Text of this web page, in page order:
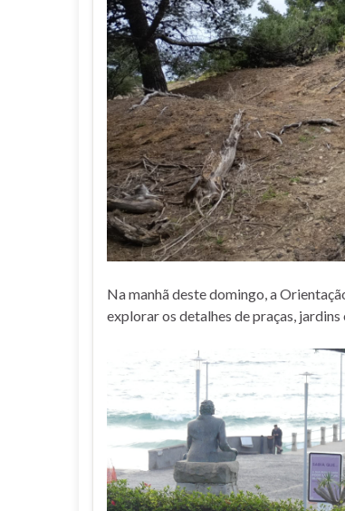
Na manhã deste domingo, a
explorar os detalhes de praças,